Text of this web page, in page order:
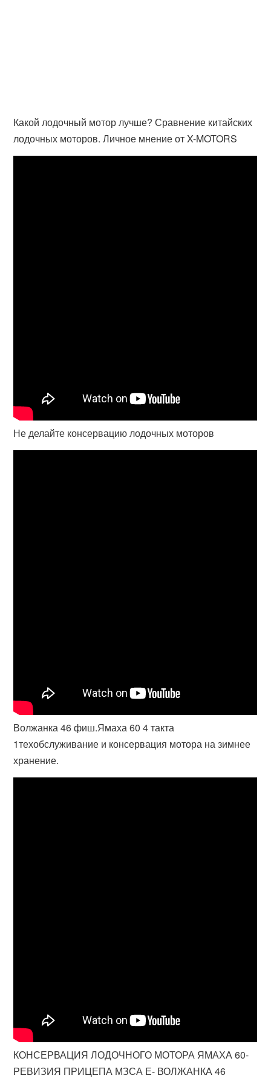
Какой лодочный мотор лучше? Сравнение китайских
лодочных моторов. Личное мнение от X-MOTORS
Не делайте консервацию лодочных моторов
Волжанка 46 фиш.Ямаха 60 4 такта
1техобслуживание и консервация мотора на зимнее
хранение.
КОНСЕРВАЦИЯ ЛОДОЧНОГО МОТОРА ЯМАХА 60-
РЕВИЗИЯ ПРИЦЕПА МЗСА Е- ВОЛЖАНКА 46